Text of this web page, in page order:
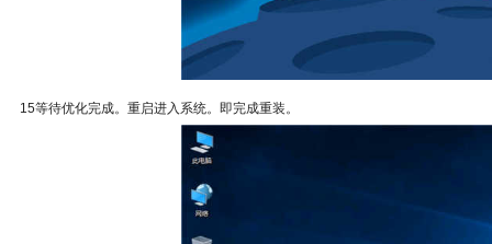
15等待优化完成。重启进入系统。即完成重装。